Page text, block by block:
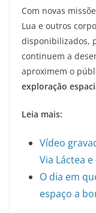
Com novas
Lua e outros
disponibilizados,
continuem a
aproximem o
exploração
Leia mais:
Vídeo
Via Láctea
O dia em
espaço a